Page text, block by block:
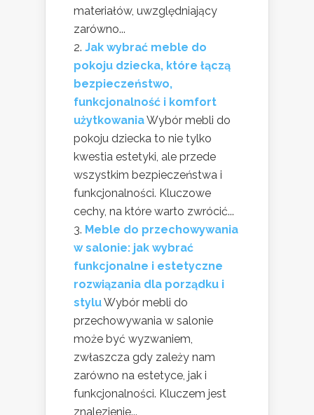
materiałów, uwzględniający
zarówno...
Jak wybrać meble do
pokoju dziecka, które łączą
bezpieczeństwo,
funkcjonalność i komfort
użytkowaniaWybór mebli do
pokoju dziecka to nie tylko
kwestia estetyki, ale przede
wszystkim bezpieczeństwa i
funkcjonalności. Kluczowe
cechy, na które warto zwrócić...
Meble do przechowywania
w salonie: jak wybrać
funkcjonalne i estetyczne
rozwiązania dla porządku i
styluWybór mebli do
przechowywania w salonie
może być wyzwaniem,
zwłaszcza gdy zależy nam
zarówno na estetyce, jak i
funkcjonalności. Kluczem jest
znalezienie...